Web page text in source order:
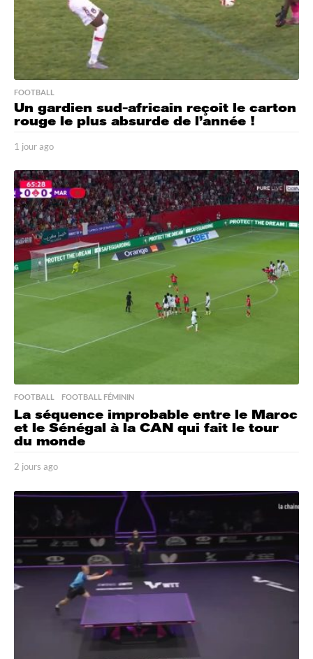
FOOTBALL
Un gardien sud-africain reçoit le carton
rouge le plus absurde de l’année !
1 jour ago
o
u
r
s
a
g
o
FOOTBALL ,FOOTBALL FÉMININ
La séquence improbable entre le Maroc
et le Sénégal à la CAN qui fait le tour
du monde
2 jours ago
o
r
a
g